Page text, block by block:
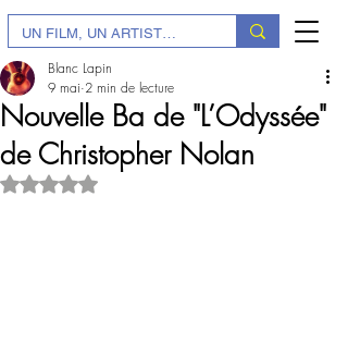
Nouvelle Ba de "L’Odyssée"
de Christopher Nolan
Blanc Lapin
9 mai 2 min de lecture
Noté NaN étoiles sur 5.